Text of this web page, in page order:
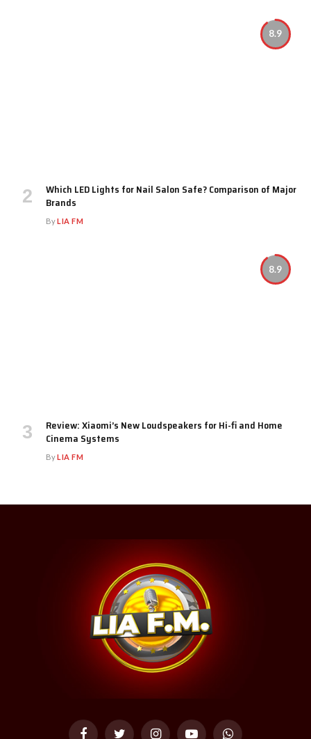
8.9
Which LED Lights for Nail Salon Safe? Comparison of Major
Brands
ByLIA FM
8.9
Review: Xiaomi’s New Loudspeakers for Hi-fi and Home
Cinema Systems
ByLIA FM